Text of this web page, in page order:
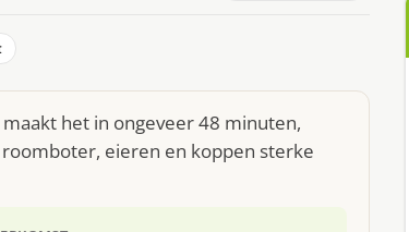
het in ongeveer 48 minuten,
eieren en koppen sterke